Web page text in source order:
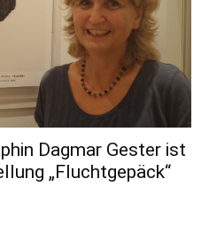
Dagmar Gester ist
„Fluchtgepäck“